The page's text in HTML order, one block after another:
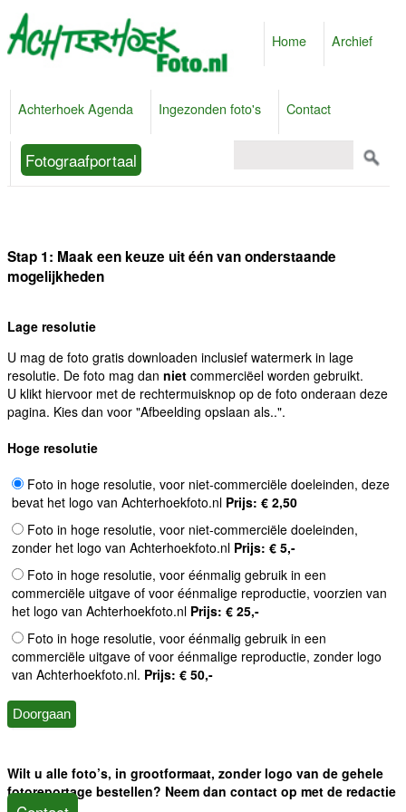
Home Archief
Achterhoek Agenda Ingezonden foto's Contact
Fotograafportaal
Stap 1: Maak een keuze uit één van onderstaande
mogelijkheden
Lage resolutie
U mag de foto gratis downloaden inclusief watermerk in lage
resolutie. De foto mag dan niet commerciëel worden gebruikt.
U klikt hiervoor met de rechtermuisknop op de foto onderaan deze
pagina. Kies dan voor "Afbeelding opslaan als..".
Hoge resolutie
Foto in hoge resolutie, voor niet-commerciële doeleinden, deze
bevat het logo van Achterhoekfoto.nl Prijs: € 2,50
Foto in hoge resolutie, voor niet-commerciële doeleinden,
zonder het logo van Achterhoekfoto.nl Prijs: € 5,-
Foto in hoge resolutie, voor éénmalig gebruik in een
commerciële uitgave of voor éénmalige reproductie, voorzien van
het logo van Achterhoekfoto.nl Prijs: € 25,-
Foto in hoge resolutie, voor éénmalig gebruik in een
commerciële uitgave of voor éénmalige reproductie, zonder logo
van Achterhoekfoto.nl. Prijs: € 50,-
Wilt u alle foto’s, in grootformaat, zonder logo van de gehele
fotoreportage bestellen? Neem dan contact op met de redactie